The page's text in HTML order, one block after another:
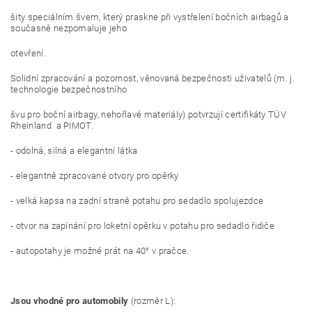
šity speciálním švem, který praskne při vystřelení bočních airbagů a
současně nezpomaluje jeho
otevření.
Solidní zpracování a pozornost, věnovaná bezpečnosti uživatelů (m. j.
technologie bezpečnostního
švu pro boční airbagy, nehořlavé materiály) potvrzují certifikáty TÜV
Rheinland a PIMOT.
- odolná, silná a elegantní látka
- elegantně zpracované otvory pro opěrky
- velká kapsa na zadní straně potahu pro sedadlo spolujezdce
- otvor na zapínání pro loketní opěrku v potahu pro sedadlo řidiče
- autopotahy je možné prát na 40° v pračce.
Jsou vhodné pro automobily (rozměr L):